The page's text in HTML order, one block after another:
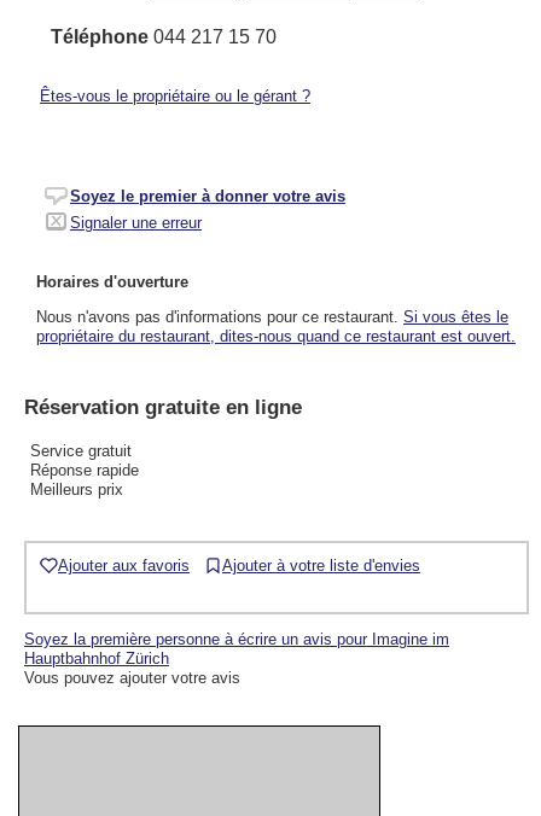
Téléphone 044 217 15 70
Êtes-vous le propriétaire ou le gérant ?
Soyez le premier à donner votre avis
Signaler une erreur
Horaires d'ouverture
Nous n'avons pas d'informations pour ce restaurant. Si vous êtes le
propriétaire du restaurant, dites-nous quand ce restaurant est ouvert.
Réservation gratuite en ligne
Service gratuit
Réponse rapide
Meilleurs prix
Ajouter aux favoris Ajouter à votre liste d'envies
Soyez la première personne à écrire un avis pour Imagine im
Hauptbahnhof Zürich
Vous pouvez ajouter votre avis